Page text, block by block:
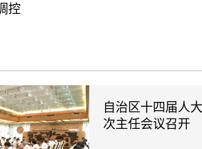
控
自治区十四届人
次主任会议召开